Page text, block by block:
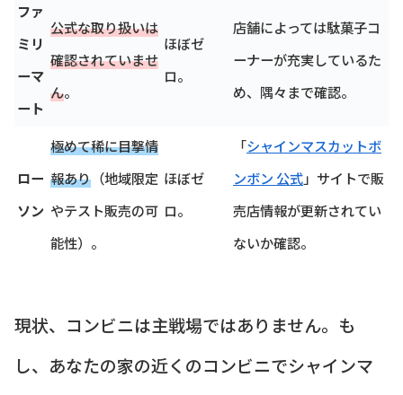
ファ
ミリ
ーマ
ート
公式な取り扱いは
確認されていませ
ん。
ほぼゼ
ロ。
店舗によっては駄菓子コ
ーナーが充実しているた
め、隅々まで確認。
ロー
ソン
極めて稀に目撃情
報あり （地域限定
やテスト販売の可
能性）。
ほぼゼ
ロ。
「シャインマスカットボ
ンボン 公式」サイトで販
売店情報が更新されてい
ないか確認。
現状、コンビニは主戦場ではありません。も
し、あなたの家の近くのコンビニでシャインマ